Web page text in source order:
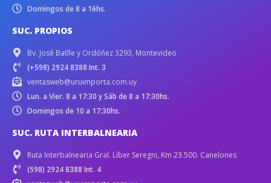
Domingos de 8 a 16hs.
SUC. PROPIOS
Bv. José Batlle y Ordóñez 3293, Montevideo
(+598) 2924 8388 Int. 3
ventasweb@uruimporta.com.uy
Lun. a Vier. 8 a 17:30 y Sáb de 8 a 17:30hs.
Domingos de 10 a 17:30hs.
SUC. RUTA INTERBALNEARIA
Ruta Interbalnearia Gral. Líber Seregni, Km 23.500. Canelones
(598) 2924 8388 Int. 4